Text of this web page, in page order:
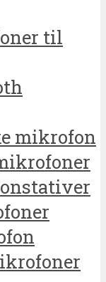
til
mikrofon